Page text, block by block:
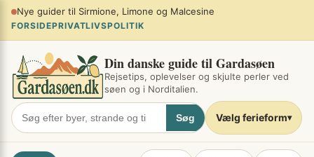
Spring
indhold
Planlæg sommerferien ved søen
FORSIDEPRIVATLIVSPOLITIK
Din danske guide til Gardasøen
Rejsetips, oplevelser og skjulte perler ved
søen og i Norditalien.
Søg Vælg ferieform▾